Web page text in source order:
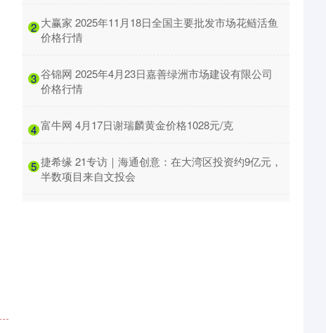
2 ​大赢家 2025年11月18日全国主要批发市场花鲢活鱼
价格行情
3 ​谷锦网 2025年4月23日嘉善绿洲市场建设有限公司
价格行情
4 ​富牛网 4月17日谢瑞麟黄金价格1028元/克
5 ​捷希缘 21专访｜海通创意：在大湾区投资约9亿元，
半数项目来自文投会